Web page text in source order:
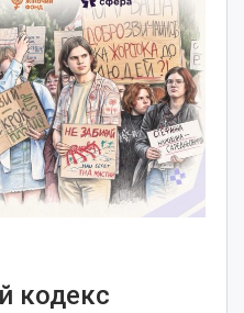
кодекс